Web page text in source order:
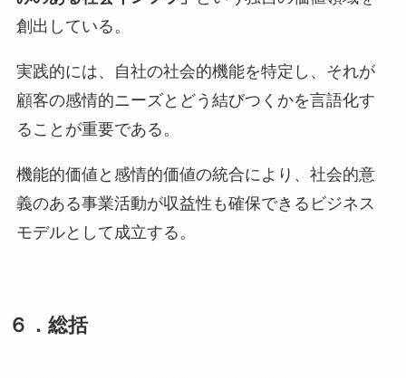
創出している。
実践的には、自社の社会的機能を特定し、それが
顧客の感情的ニーズとどう結びつくかを言語化す
ることが重要である。
機能的価値と感情的価値の統合により、社会的意
義のある事業活動が収益性も確保できるビジネス
モデルとして成立する。
６．総括